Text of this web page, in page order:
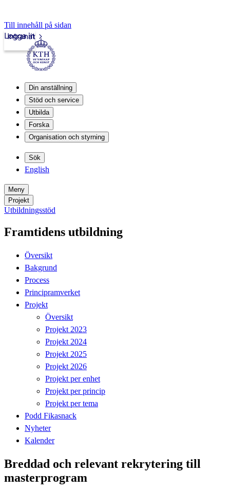
Till innehåll på sidan
Intranät
Logga in
Din anställning
Stöd och service
Utbilda
Forska
Organisation och styrning
Sök
English
Meny
Projekt
Utbildningsstöd
Framtidens utbildning
Översikt
Bakgrund
Process
Principramverket
Projekt
Översikt
Projekt 2023
Projekt 2024
Projekt 2025
Projekt 2026
Projekt per enhet
Projekt per princip
Projekt per tema
Podd Fikasnack
Nyheter
Kalender
Breddad och relevant rekrytering till
masterprogram